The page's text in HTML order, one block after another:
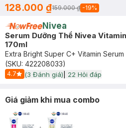
128.000 ₫159.000 ₫ -19%
Nivea
Serum Dưỡng Thể Nivea
170ml
Extra Bright Super C+ Vitamin Serum
(SKU: 422208033)
4.7
Start Icon
(3 Đánh giá) 22 Hỏi đáp
Giá giảm khi mua combo